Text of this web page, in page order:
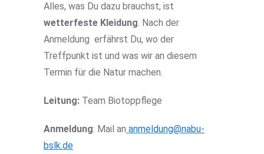
Alles, was Du dazu brauchst, ist
wetterfeste Kleidung. Nach der
Anmeldung erfährst Du, wo der
Treffpunkt ist und was wir an diesem
Termin für die Natur machen.
Leitung: Team Biotoppflege
Anmeldung: Mail an anmeldung@nabu-
bslk.de